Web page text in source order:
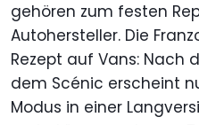
gehören zum festen
Autohersteller. Die
Rezept auf Vans: Nach
dem Scénic erscheint
Modus in einer